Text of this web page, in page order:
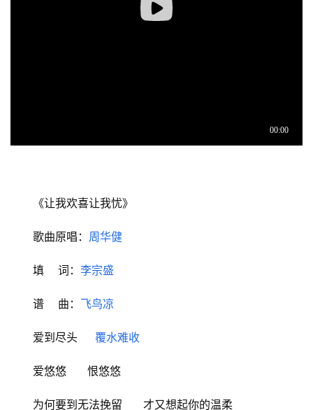
《让我欢喜让我忧》
歌曲原唱： 周华健
填    词： 李宗盛
谱    曲： 飞鸟凉
爱到尽头 覆水难收
爱悠悠      恨悠悠
为何要到无法挽留      才又想起你的温柔